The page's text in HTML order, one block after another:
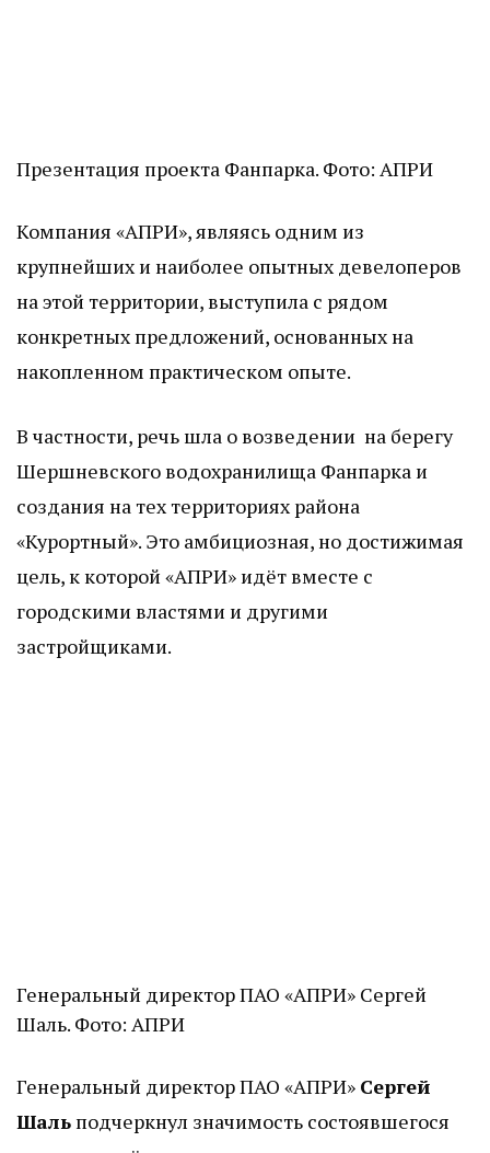
Презентация проекта Фанпарка. Фото: АПРИ
Компания «АПРИ», являясь одним из
крупнейших и наиболее опытных девелоперов
на этой территории, выступила с рядом
конкретных предложений, основанных на
накопленном практическом опыте.
В частности, речь шла о возведении на берегу
Шершневского водохранилища Фанпарка и
создания на тех территориях района
«Курортный». Это амбициозная, но достижимая
цель, к которой «АПРИ» идёт вместе с
городскими властями и другими
застройщиками.
Генеральный директор ПАО «АПРИ» Сергей
Шаль. Фото: АПРИ
Генеральный директор ПАО «АПРИ» Сергей
Шаль подчеркнул значимость состоявшегося